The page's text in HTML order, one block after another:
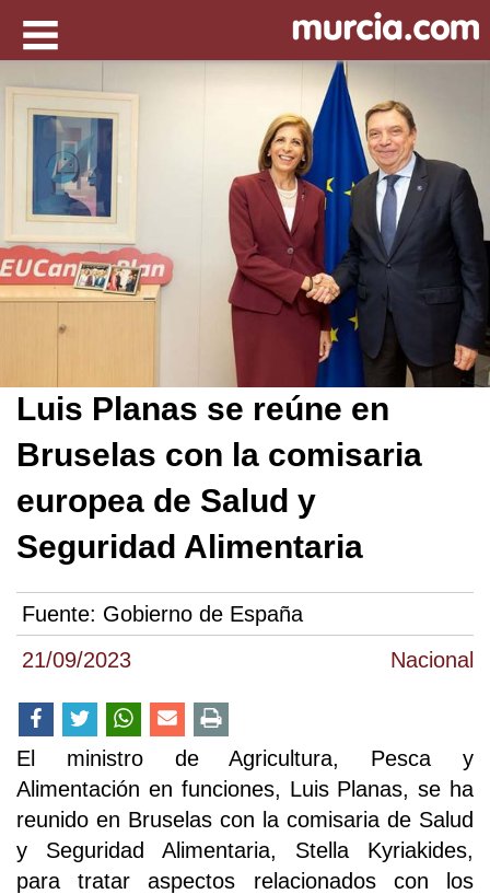
21/09/2023 Nacional
Luis Planas se reúne en
Bruselas con la comisaria
europea de Salud y
Seguridad Alimentaria
Fuente: Gobierno de España
El ministro de Agricultura, Pesca y
Alimentación en funciones, Luis Planas, se ha
reunido en Bruselas con la comisaria de Salud
y Seguridad Alimentaria, Stella Kyriakides,
para tratar aspectos relacionados con los